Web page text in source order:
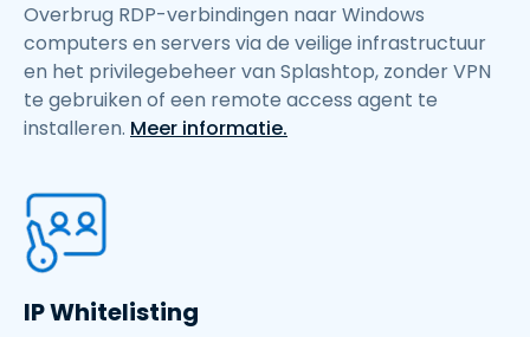
Overbrug RDP-verbindingen naar Windows
computers en servers via de veilige infrastructuur
en het privilegebeheer van Splashtop, zonder VPN
te gebruiken of een remote access agent te
installeren. Meer informatie.
IP Whitelisting